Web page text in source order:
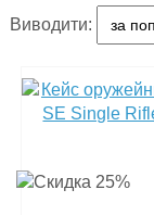
Виводити: